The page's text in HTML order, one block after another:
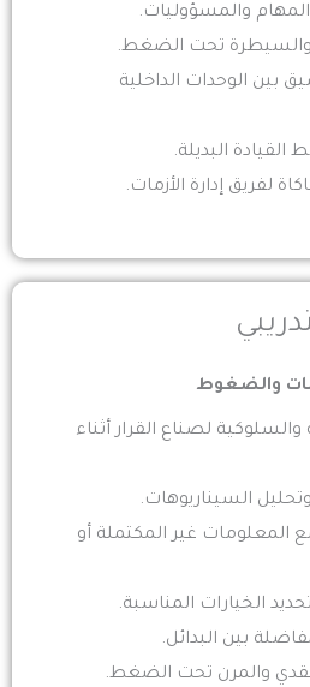
والمهام والمسؤوليات.
والسيطرة تحت الضغط.
بين الوحدات الداخلية
البديلة.
لفريق إدارة الأزمات.
والضغوط
لصناع القرار أثناء
السيناريوهات.
المعلومات غير المكتملة أو
الخيارات المناسبة.
بين البدائل.
والمرن تحت الضغط.